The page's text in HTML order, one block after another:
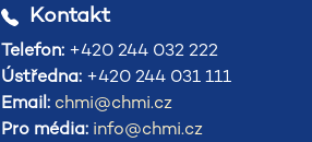
Kontakt
Telefon: +420 244 032 222
Ústředna: +420 244 031 111
Email: chmi@chmi.cz
Pro média: info@chmi.cz